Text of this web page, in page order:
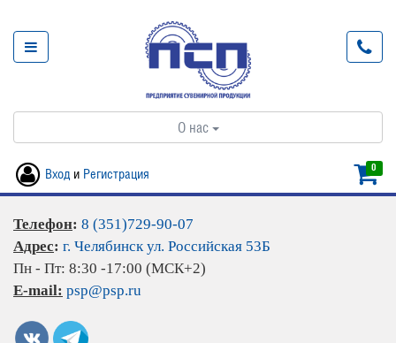
О нас
0
Вход и Регистрация
Телефон: 8 (351)729-90-07
Адрес: г. Челябинск ул. Российская 53Б
Пн - Пт: 8:30 -17:00 (МСК+2)
E-mail: psp@psp.ru